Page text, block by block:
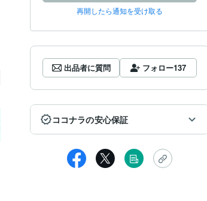
再開したら通知を受け取る
出品者に質問 フォロー137
ココナラの安心保証